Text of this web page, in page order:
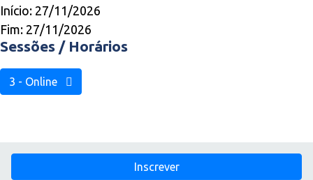
Início: 27/11/2026
Fim: 27/11/2026
Sessões / Horários
3 - Online
Inscrever